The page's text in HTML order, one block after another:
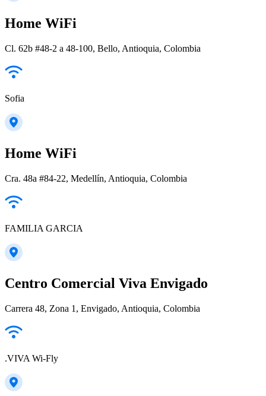
Home WiFi
Cl. 62b #48-2 a 48-100, Bello, Antioquia, Colombia
Sofia
Home WiFi
Cra. 48a #84-22, Medellín, Antioquia, Colombia
FAMILIA GARCIA
Centro Comercial Viva Envigado
Carrera 48, Zona 1, Envigado, Antioquia, Colombia
.VIVA Wi-Fly